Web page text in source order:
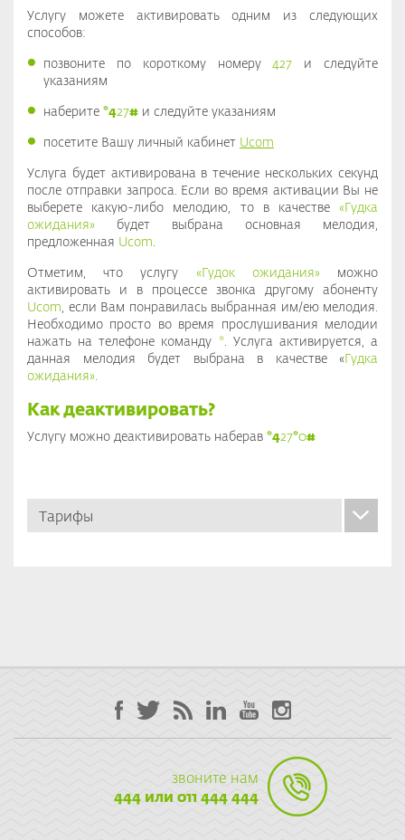
Услугу можете активировать одним из следующих
способов:
позвоните по короткому номеру427 и следуйте
указаниям
наберите *427# и следуйте указаниям
посетите Вашу личный кабинет Ucom
Услуга будет активирована в течение нескольких секунд
после отправки запроса. Если во время активации Вы не
выберете какую-либо мелодию, то в качестве «Гудка
ожидания» будет выбрана основная мелодия,
предложенная Ucom.
Отметим, что услугу «Гудок ожидания»можно
активировать и в процессе звонка другому абоненту
Ucom, если Вам понравилась выбранная им/ею мелодия.
Необходимо просто во время прослушивания мелодии
нажать на телефоне команду *. Услуга активируется, а
данная мелодия будет выбрана в качестве «Гудка
ожидания».
Как деактивировать?
Услугу можно деактивировать наберав *427*0#
Тарифы
звоните нам
444 или 011 444 444